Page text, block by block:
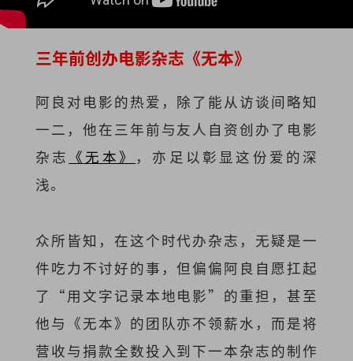
三年前创办电影杂志《无本》
阿良对电影的热爱，除了能从访谈间略知
一二，他在三年前与友人自资创办了电影
杂志 《无本》
，亦足以彰显这份爱的深
浅。
众所皆知，在这个时代办杂志，无疑是一
件吃力不讨好的事，但偏偏阿良自愿扛起
了“用文字记录本地电影”的重担，甚至
他与《无本》的团队亦不领薪水，而是将
营收与捐款全数投入到下一本杂志的制作